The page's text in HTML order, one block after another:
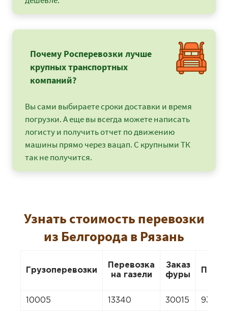
Почему Росперевозки лучше
крупных транспортных
компаний?
Вы сами выбираете сроки доставки и время
погрузки. А еще вы всегда можете написать
логисту и получить отчет по движению
машины прямо через вацап. С крупными ТК
так не получится.
Узнать стоимость перевозки
из Белгорода в Рязань
Грузоперевозки
Перевозка
на газели
Заказ
фуры
10005 13340 30015 9338